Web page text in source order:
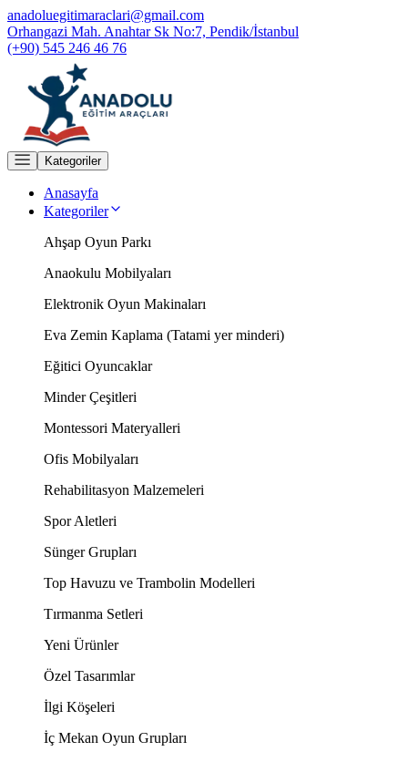
anadoluegitimaraclari@gmail.com
Orhangazi Mah. Anahtar Sk No:7, Pendik/İstanbul
(+90) 545 246 46 76
Kategoriler
Anasayfa
Kategoriler
Ahşap Oyun Parkı
Anaokulu Mobilyaları
Elektronik Oyun Makinaları
Eva Zemin Kaplama (Tatami yer minderi)
Eğitici Oyuncaklar
Minder Çeşitleri
Montessori Materyalleri
Ofis Mobilyaları
Rehabilitasyon Malzemeleri
Spor Aletleri
Sünger Grupları
Top Havuzu ve Trambolin Modelleri
Tırmanma Setleri
Yeni Ürünler
Özel Tasarımlar
İlgi Köşeleri
İç Mekan Oyun Grupları